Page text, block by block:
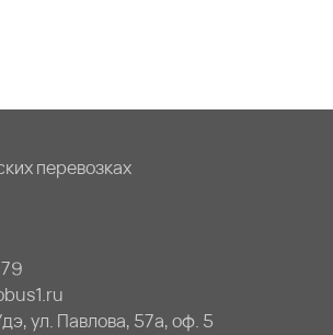
перевозках
ул. Павлова, 57а, оф. 5